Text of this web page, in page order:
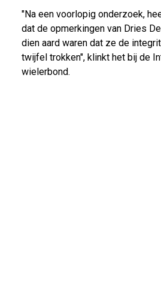
"Na een voorlopig onderzoek,
dat de opmerkingen van Dries
dien aard waren dat ze de
twijfel trokken", klinkt het bij de
wielerbond.